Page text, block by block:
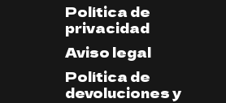
Política de
privacidad
Aviso legal
Política de
devoluciones y